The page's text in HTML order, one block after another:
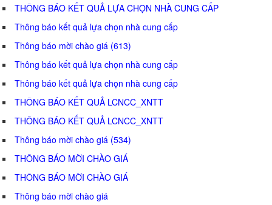
THÔNG BÁO KẾT QUẢ LỰA CHỌN NHÀ CUNG CẤP
Thông báo kết quả lựa chọn nhà cung cấp
Thông báo mời chào giá (613)
Thông báo kết quả lựa chọn nhà cung cấp
Thông báo kết quả lựa chọn nhà cung cấp
THÔNG BÁO KẾT QUẢ LCNCC_XNTT
THÔNG BÁO KẾT QUẢ LCNCC_XNTT
Thông báo mời chào giá (534)
THÔNG BÁO MỜI CHÀO GIÁ
THÔNG BÁO MỜI CHÀO GIÁ
Thông báo mời chào giá